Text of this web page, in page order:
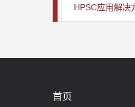
HPSC应用解决
首页